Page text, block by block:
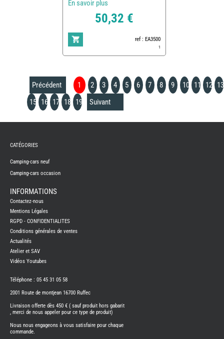
En savoir plus
50,32 €
ref : EA3500
1
Précédent 1 2 3 4 5 6 7 8 9 10 11 12
13
15
16 17 18 19 Suivant
CAMPING-
NEUFS
CAMPING-
CAMPING-
BENIMAR
CAMPING-
CARADO
CAMPING-
ITINEO
CAMPING-
OCCASION
CARADO
CATÉGORIES
Camping-cars neuf
Camping-cars occasion
INFORMATIONS
Contactez-nous
Mentions Légales
RGPD - CONFIDENTIALITES
Conditions générales de ventes
Actualités
Atelier et SAV
Vidéos Youtubes
Téléphone : 05 45 31 05 58
2001 Route de montjean 16700 Ruffec
Livraison offerte dès 450 € ( sauf produit hors gabarit
, merci de nous appeler pour ce type de produit)
Nous nous engageons à vous satisfaire pour chaque
commande.